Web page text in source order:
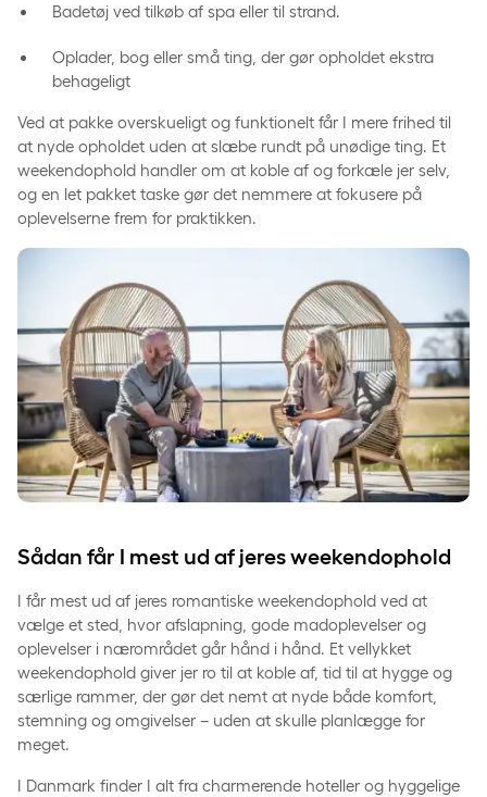
Badetøj ved tilkøb af spa eller til strand.
Oplader, bog eller små ting, der gør opholdet ekstra
behageligt
Ved at pakke overskueligt og funktionelt får I mere frihed til
at nyde opholdet uden at slæbe rundt på unødige ting. Et
weekendophold handler om at koble af og forkæle jer selv,
og en let pakket taske gør det nemmere at fokusere på
oplevelserne frem for praktikken.
Sådan får I mest ud af jeres weekendophold
I får mest ud af jeres romantiske weekendophold ved at
vælge et sted, hvor afslapning, gode madoplevelser og
oplevelser i nærområdet går hånd i hånd. Et vellykket
weekendophold giver jer ro til at koble af, tid til at hygge og
særlige rammer, der gør det nemt at nyde både komfort,
stemning og omgivelser – uden at skulle planlægge for
meget.
I Danmark finder I alt fra charmerende hoteller og hyggelige